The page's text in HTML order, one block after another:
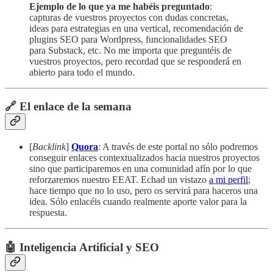
Ejemplo de lo que ya me habéis preguntado:
capturas de vuestros proyectos con dudas concretas,
ideas para estrategias en una vertical, recomendación de
plugins SEO para Wordpress, funcionalidades SEO
para Substack, etc. No me importa que preguntéis de
vuestros proyectos, pero recordad que se responderá en
abierto para todo el mundo.
🔗 El enlace de la semana
[Backlink] Quora: A través de este portal no sólo podremos
conseguir enlaces contextualizados hacia nuestros proyectos
sino que participaremos en una comunidad afín por lo que
reforzaremos nuestro EEAT. Echad un vistazo a mi perfil;
hace tiempo que no lo uso, pero os servirá para haceros una
idea. Sólo enlacéis cuando realmente aporte valor para la
respuesta.
🤖 Inteligencia Artificial y SEO